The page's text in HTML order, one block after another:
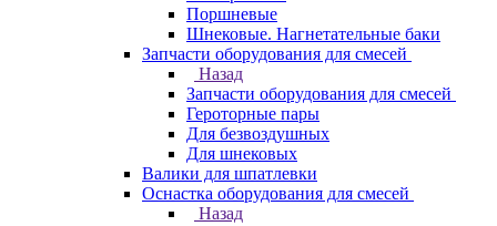
Поршневые
Шнековые. Нагнетательные баки
Запчасти оборудования для смесей
Назад
Запчасти оборудования для смесей
Героторные пары
Для безвоздушных
Для шнековых
Валики для шпатлевки
Оснастка оборудования для смесей
Назад